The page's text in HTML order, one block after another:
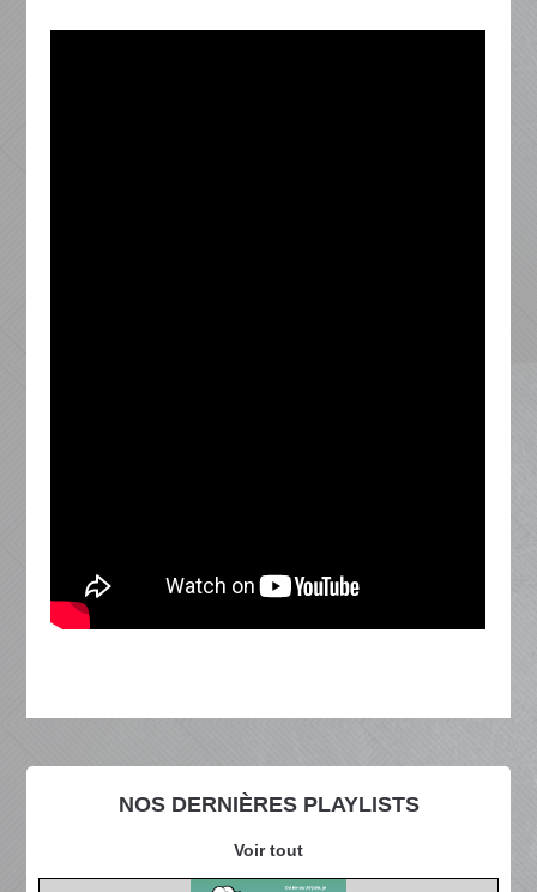
NOS DERNIÈRES PLAYLISTS
Voir tout